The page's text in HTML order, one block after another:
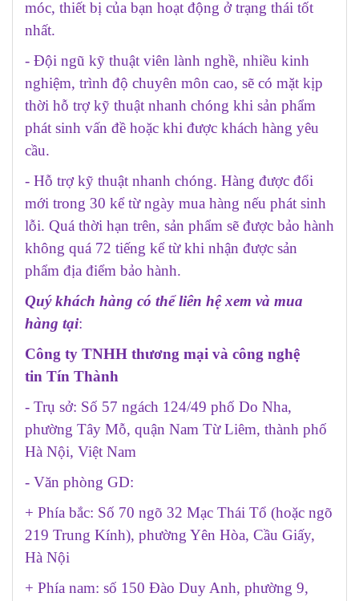
móc, thiết bị của bạn hoạt động ở trạng thái tốt
nhất.
- Đội ngũ kỹ thuật viên lành nghề, nhiều kinh
nghiệm, trình độ chuyên môn cao, sẽ có mặt kịp
thời hỗ trợ kỹ thuật nhanh chóng khi sản phẩm
phát sinh vấn đề hoặc khi được khách hàng yêu
cầu.
- Hỗ trợ kỹ thuật nhanh chóng. Hàng được đổi
mới trong 30 kể từ ngày mua hàng nếu phát sinh
lỗi. Quá thời hạn trên, sản phẩm sẽ được bảo hành
không quá 72 tiếng kể từ khi nhận được sản
phẩm địa điểm bảo hành.
Quý khách hàng có thể liên hệ xem và mua
hàng tại:
Công ty TNHH thương mại và công nghệ
tin Tín Thành
- Trụ sở: Số 57 ngách 124/49 phố Do Nha,
phường Tây Mỗ, quận Nam Từ Liêm, thành phố
Hà Nội, Việt Nam
- Văn phòng GD:
+ Phía bắc: Số 70 ngõ 32 Mạc Thái Tổ (hoặc ngõ
219 Trung Kính), phường Yên Hòa, Cầu Giấy,
Hà Nội
+ Phía nam: số 150 Đào Duy Anh, phường 9,